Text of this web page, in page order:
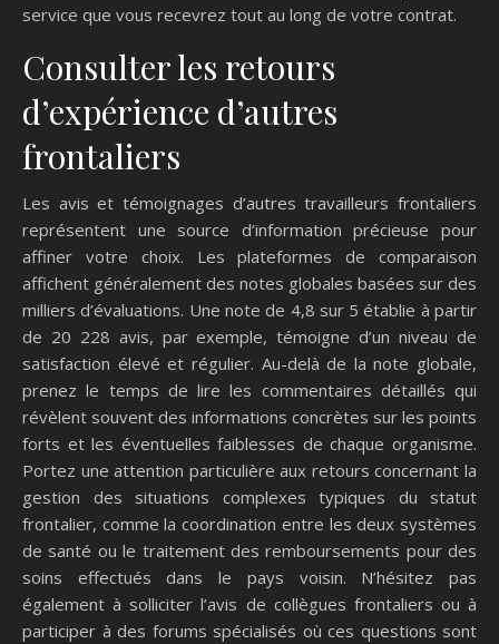
service que vous recevrez tout au long de votre contrat.
Consulter les retours
d’expérience d’autres
frontaliers
Les avis et témoignages d’autres travailleurs frontaliers
représentent une source d’information précieuse pour
affiner votre choix. Les plateformes de comparaison
affichent généralement des notes globales basées sur des
milliers d’évaluations. Une note de 4,8 sur 5 établie à partir
de 20 228 avis, par exemple, témoigne d’un niveau de
satisfaction élevé et régulier. Au-delà de la note globale,
prenez le temps de lire les commentaires détaillés qui
révèlent souvent des informations concrètes sur les points
forts et les éventuelles faiblesses de chaque organisme.
Portez une attention particulière aux retours concernant la
gestion des situations complexes typiques du statut
frontalier, comme la coordination entre les deux systèmes
de santé ou le traitement des remboursements pour des
soins effectués dans le pays voisin. N’hésitez pas
également à solliciter l’avis de collègues frontaliers ou à
participer à des forums spécialisés où ces questions sont